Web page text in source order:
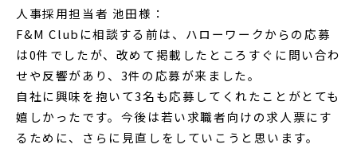
人事採用担当者 池田様：
F&M Clubに相談する前は、ハローワークからの応募
は0件でしたが、改めて掲載したところすぐに問い合わ
せや反響があり、3件の応募が来ました。
自社に興味を抱いて3名も応募してくれたことがとても
嬉しかったです。今後は若い求職者向けの求人票にす
るために、さらに見直しをしていこうと思います。